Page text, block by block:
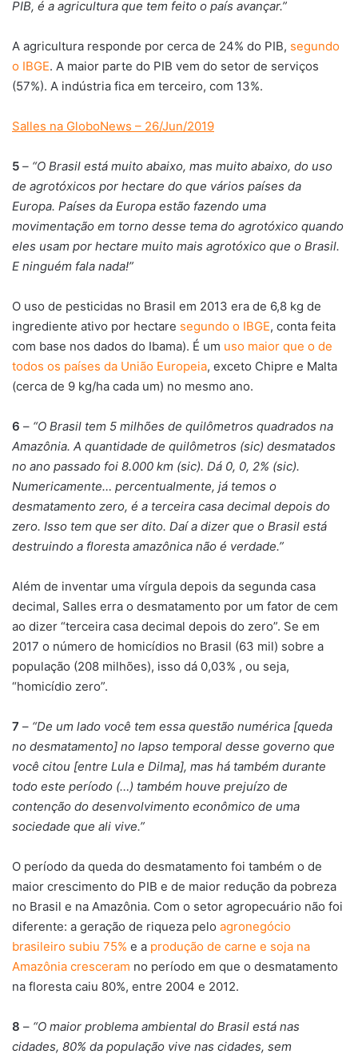
PIB, é a agricultura que tem feito o país avançar.”
A agricultura responde por cerca de 24% do PIB, segundo
o IBGE. A maior parte do PIB vem do setor de serviços
(57%). A indústria fica em terceiro, com 13%.
Salles na GloboNews – 26/Jun/2019
5 – “O Brasil está muito abaixo, mas muito abaixo, do uso
de agrotóxicos por hectare do que vários países da
Europa. Países da Europa estão fazendo uma
movimentação em torno desse tema do agrotóxico quando
eles usam por hectare muito mais agrotóxico que o Brasil.
E ninguém fala nada!”
O uso de pesticidas no Brasil em 2013 era de 6,8 kg de
ingrediente ativo por hectare segundo o IBGE, conta feita
com base nos dados do Ibama). É um uso maior que o de
todos os países da União Europeia, exceto Chipre e Malta
(cerca de 9 kg/ha cada um) no mesmo ano.
6 – “O Brasil tem 5 milhões de quilômetros quadrados na
Amazônia. A quantidade de quilômetros (sic) desmatados
no ano passado foi 8.000 km (sic). Dá 0, 0, 2% (sic).
Numericamente… percentualmente, já temos o
desmatamento zero, é a terceira casa decimal depois do
zero. Isso tem que ser dito. Daí a dizer que o Brasil está
destruindo a floresta amazônica não é verdade.”
Além de inventar uma vírgula depois da segunda casa
decimal, Salles erra o desmatamento por um fator de cem
ao dizer “terceira casa decimal depois do zero”. Se em
2017 o número de homicídios no Brasil (63 mil) sobre a
população (208 milhões), isso dá 0,03% , ou seja,
“homicídio zero”.
7 – “De um lado você tem essa questão numérica [queda
no desmatamento] no lapso temporal desse governo que
você citou [entre Lula e Dilma], mas há também durante
todo este período (…) também houve prejuízo de
contenção do desenvolvimento econômico de uma
sociedade que ali vive.”
O período da queda do desmatamento foi também o de
maior crescimento do PIB e de maior redução da pobreza
no Brasil e na Amazônia. Com o setor agropecuário não foi
diferente: a geração de riqueza pelo agronegócio
brasileiro subiu 75% e a produção de carne e soja na
Amazônia cresceram no período em que o desmatamento
na floresta caiu 80%, entre 2004 e 2012.
8 – “O maior problema ambiental do Brasil está nas
cidades, 80% da população vive nas cidades, sem